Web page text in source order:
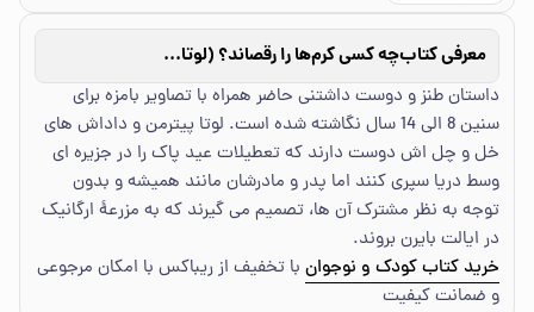
معرفی کتاب چه کسی کرم‌ها را رقصاند؟ (لوتا پیترمن 3)
داستان طنز و دوست داشتنی حاضر همراه با تصاویر بامزه برای
سنین 8 الی 14 سال نگاشته شده است. لوتا پیترمن و داداش های
خل و چل اش دوست دارند که تعطیلات عید پاک را در جزیره ای
وسط دریا سپری کنند اما پدر و مادرشان مانند همیشه و بدون
توجه به نظر مشترک آن ها، تصمیم می گیرند که به مزرعۀ ارگانیک
در ایالت بایرن بروند.
خرید کتاب کودک و نوجوان با تخفیف از ریباکس با امکان مرجوعی
و ضمانت کیفیت